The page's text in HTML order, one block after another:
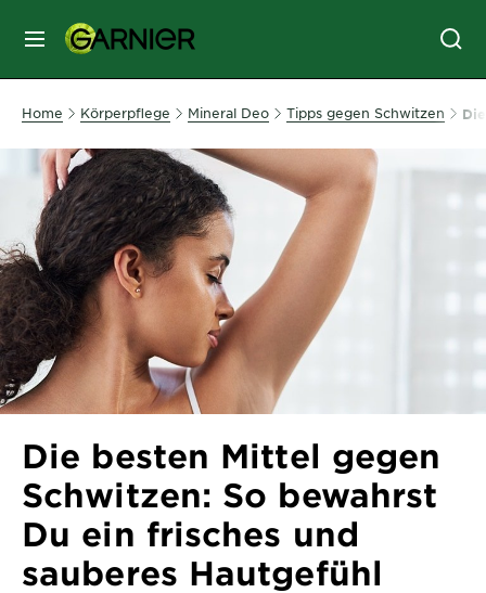
MENU
GESICHTSPFLEGE
HAARPFLEGE
HAARFARBE
SONNENSCHUTZ
KÖRPERPFLEGE
SERVICES
&
DIAGNOSTIK
ENTDECKEN
Home Körperpflege Mineral Deo Tipps gegen Schwitzen
Die besten Mittel gegen
Schwitzen: So bewahrst
Du ein frisches und
sauberes Hautgefühl